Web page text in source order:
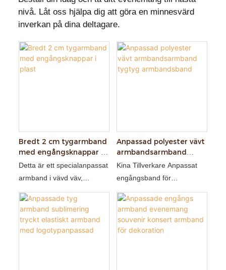
nivå. Låt oss hjälpa dig att göra en minnesvärd
inverkan på dina deltagare.
Bredt 2 cm tygarmband
med engångsknappar i
plast
Detta är ett specialanpassat
armband i vävd väv,
vanligtvis tillverkat av
polyester eller nylon med
hjälp av en
jacquardvävningsprocess
Anpassad polyester vävt
armbandsarmband
tygtyg armbandsband
Kina Tillverkare Anpassat
engångsband för
engångsdubblar ， gjord av
högkvalitativt
polyestermaterial vävt, det
högkvalitativa materialet är